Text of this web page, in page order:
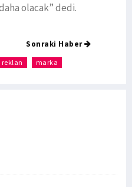
olacak” dedi.
Sonraki Haber
reklan marka